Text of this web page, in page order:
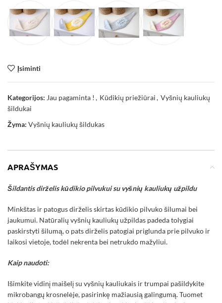
Įsiminti
Kategorijos: Jau pagaminta ! , Kūdikių priežiūrai, Vyšnių kauliukų
šildukai
Žyma: Vyšnių kauliukų šildukas
APRAŠYMAS
Šildantis dirželis kūdikio pilvukui su vyšnių kauliukų užpildu
Minkštas ir patogus dirželis skirtas kūdikio pilvuko šilumai bei
jaukumui. Natūralių vyšnių kauliukų užpildas padeda tolygiai
paskirstyti šilumą, o pats dirželis patogiai priglunda prie pilvuko ir
laikosi vietoje, todėl nekrenta bei netrukdo mažyliui.
Kaip naudoti:
Išimkite vidinį maišelį su vyšnių kauliukais ir trumpai pašildykite
mikrobangų krosnelėje, pasirinkę mažiausią galingumą. Tuomet